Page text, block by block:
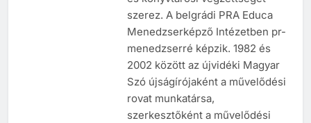
szerez. A belgrádi PRA Educa
Menedzserképző Intézetben pr-
menedzserré képzik. 1982 és
2002 között az újvidéki Magyar
Szó újságírójaként a művelődési
rovat munkatársa,
szerkesztőként a művelődési